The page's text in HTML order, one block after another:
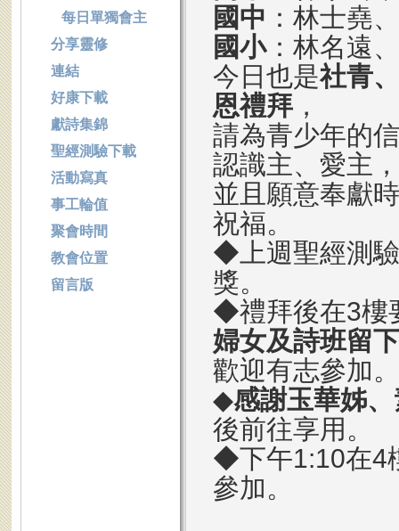
國中 ：林士堯
國小：林名遠
今日也是社青
恩禮拜，
請為青少年的
認識主、愛主，
並且願意奉獻
祝福。
◆上週聖經測
獎。
◆禮拜後在3樓
婦女及詩班留
歡迎有志參加。
◆感謝玉華姊
後前往享用。
◆下午1:10在4
參加。
每日單獨會主
分享靈修
連結
好康下載
獻詩集錦
聖經測驗下載
活動寫真
事工輪值
聚會時間
教會位置
留言版